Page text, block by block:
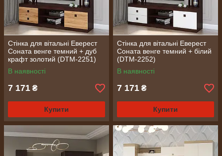
Стінка для вітальні Еверест
Соната венге темний + дуб
крафт золотий (DTM-2251)
В наявності
7 171 ₴
Купити
Стінка для вітальні Еверест
Соната венге темний + білий
(DTM-2252)
В наявності
7 171 ₴
Купити